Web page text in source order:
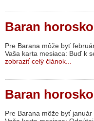
Baran
Pre Barana môže byť
Vaša karta mesiaca: Buď k
zobraziť celý článok...
Baran
Pre Barana môže byť